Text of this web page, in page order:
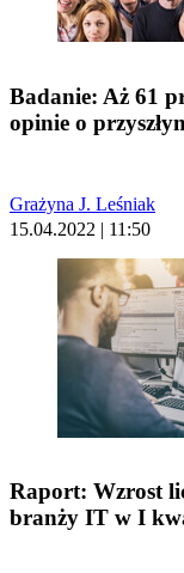
Badanie: Aż 61
opinie o
Grażyna J. Leśniak
15.04.2022 | 11:50
Raport: Wzrost
branży IT w I